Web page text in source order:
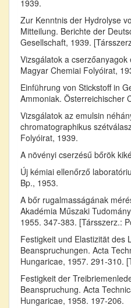
1939.
Zur Kenntnis der Hydrolyse
Mitteilung. Berichte der
Gesellschaft, 1939.
Vizsgálatok a
Magyar Chemiai Folyóirat,
Einführung von Stickstoff in
Ammoniak. Österreichischer
Vizsgálatok az emulsin
chromatographikus
Folyóirat, 1939.
A növényi cserzésű bőrök
Új kémiai ellenőrző
Bp., 1953.
A bőr rugalmasságának
Akadémia Műszaki
1955. 347-383. [Társszerz.:
Festigkeit und Elastizität des
Beanspruchungen. Acta
Hungaricae, 1957. 291-310.
Festigkeit der
Beanspruchung. Acta
Hungaricae, 1958. 197-206.